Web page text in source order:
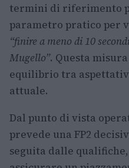
termini di riferimento
parametro pratico per
“finire a meno di 10
Mugello”. Questa
equilibrio tra
attuale.
Dal punto di vista
prevede una FP2
seguita dalle